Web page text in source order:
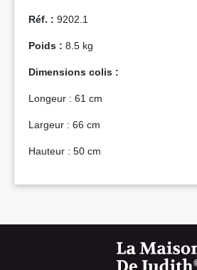
Réf. : 9202.1
Poids : 8.5 kg
Dimensions colis :
Longeur : 61 cm
Largeur : 66 cm
Hauteur : 50 cm